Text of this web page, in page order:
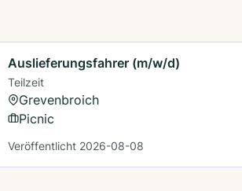
Auslieferungsfahrer (m/w/d)
Teilzeit
Grevenbroich
Picnic
Veröffentlicht 2026-08-08